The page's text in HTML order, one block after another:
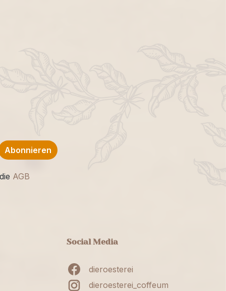
Abonnieren
AGB
Social Media
dieroesterei
dieroesterei_coffeum